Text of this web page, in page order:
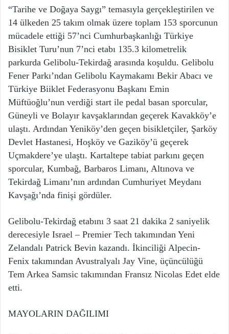
“Tarihe ve Doğaya Saygı” temasıyla gerçekleştirilen ve
14 ülkeden 25 takım olmak üzere toplam 153 sporcunun
mücadele ettiği 57’nci Cumhurbaşkanlığı Türkiye
Bisiklet Turu’nun 7’nci etabı 135.3 kilometrelik
parkurda Gelibolu-Tekirdağ arasında koşuldu. Gelibolu
Fener Parkı’ndan Gelibolu Kaymakamı Bekir Abacı ve
Türkiye Biiklet Federasyonu Başkanı Emin
Müftüoğlu’nun verdiği start ile pedal basan sporcular,
Güneyli ve Bolayır kavşaklarından geçerek Kavakköy’e
ulaştı. Ardından Yeniköy’den geçen bisikletçiler, Şarköy
Devlet Hastanesi, Hoşköy ve Gaziköy’ü geçerek
Uçmakdere’ye ulaştı. Kartaltepe tabiat parkını geçen
sporcular, Kumbağ, Barbaros Limanı, Altınova ve
Tekirdağ Limanı’nın ardından Cumhuriyet Meydanı
Kavşağı’nda finişi gördüler.
Gelibolu-Tekirdağ etabını 3 saat 21 dakika 2 saniyelik
derecesiyle Israel – Premier Tech takımından Yeni
Zelandalı Patrick Bevin kazandı. İkinciliği Alpecin-
Fenix takımından Avustralyalı Jay Vine, üçüncülüğü
Tem Arkea Samsic takımından Fransız Nicolas Edet elde
etti.
MAYOLARIN DAĞILIMI